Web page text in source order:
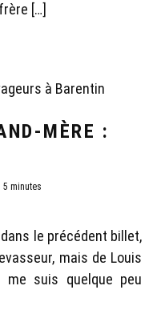
[…]
MÈRE :
5 minutes
le précédent billet,
mais de Louis
me suis quelque peu